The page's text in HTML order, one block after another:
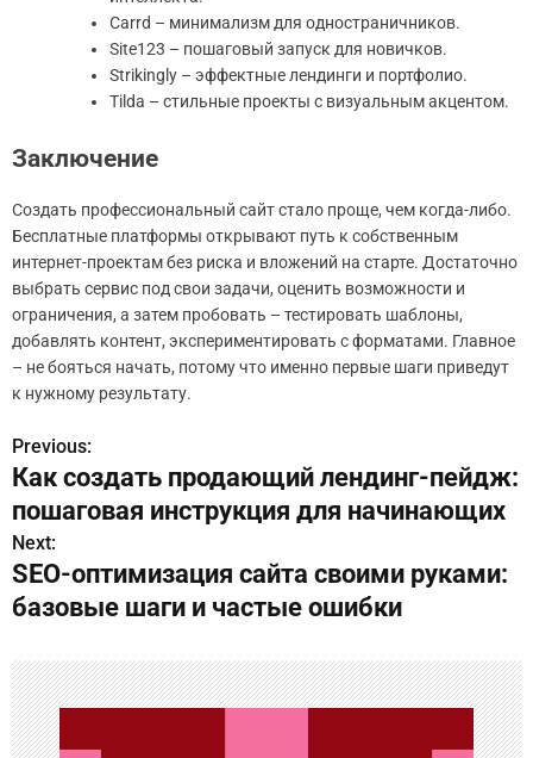
Carrd – минимализм для одностраничников.
Site123 – пошаговый запуск для новичков.
Strikingly – эффектные лендинги и портфолио.
Tilda – стильные проекты с визуальным акцентом.
Заключение
Создать профессиональный сайт стало проще, чем когда-либо.
Бесплатные платформы открывают путь к собственным
интернет-проектам без риска и вложений на старте. Достаточно
выбрать сервис под свои задачи, оценить возможности и
ограничения, а затем пробовать – тестировать шаблоны,
добавлять контент, экспериментировать с форматами. Главное
– не бояться начать, потому что именно первые шаги приведут
к нужному результату.
Н
а
в
и
а
ц
Previous:
Как создать продающий лендинг-пейдж:
пошаговая инструкция для начинающих
Next:
SEO-оптимизация сайта своими руками:
базовые шаги и частые ошибки